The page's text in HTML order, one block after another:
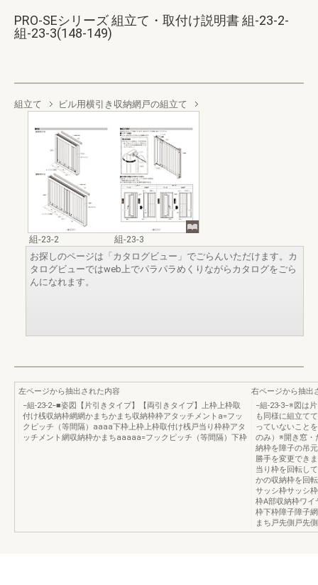
PRO-SEシリーズ 組立て・取付け説明書 組-23-2-
組-23-3(148-149)
組立て ビル用横引き収納網戸の組立て
組-23-2
組-23-3
お探しのページは「カタログビュー」でごらんいただけます。カ
タログビューではweb上でパラパラめくりながらカタログをごら
んになれます。
左ページから抽出された内容
−組-23-2−■姿図【片引きタイプ】【両引きタイプ】上枠上枠取
付け桟収納枠網網かまちかまち収納枠枠アタッチメントa=フッ
クピッチ（等間隔）aaaa下枠上枠上枠取付け桟戸当り枠枠アタ
ッチメント網収納枠かまちaaaaa=フックピッチ（等間隔）下枠
右ページから抽出
−組-23-3−※図は
も同様に組立て
っていないこと
のみ）※開き窓・
納枠を障子の吊
勝手を変更でき
当り枠を回転し
かの収納枠を回
サッシ枠サッシ
枠A部収納枠ワイ
枠下枠障子障子
まち戸先側戸先